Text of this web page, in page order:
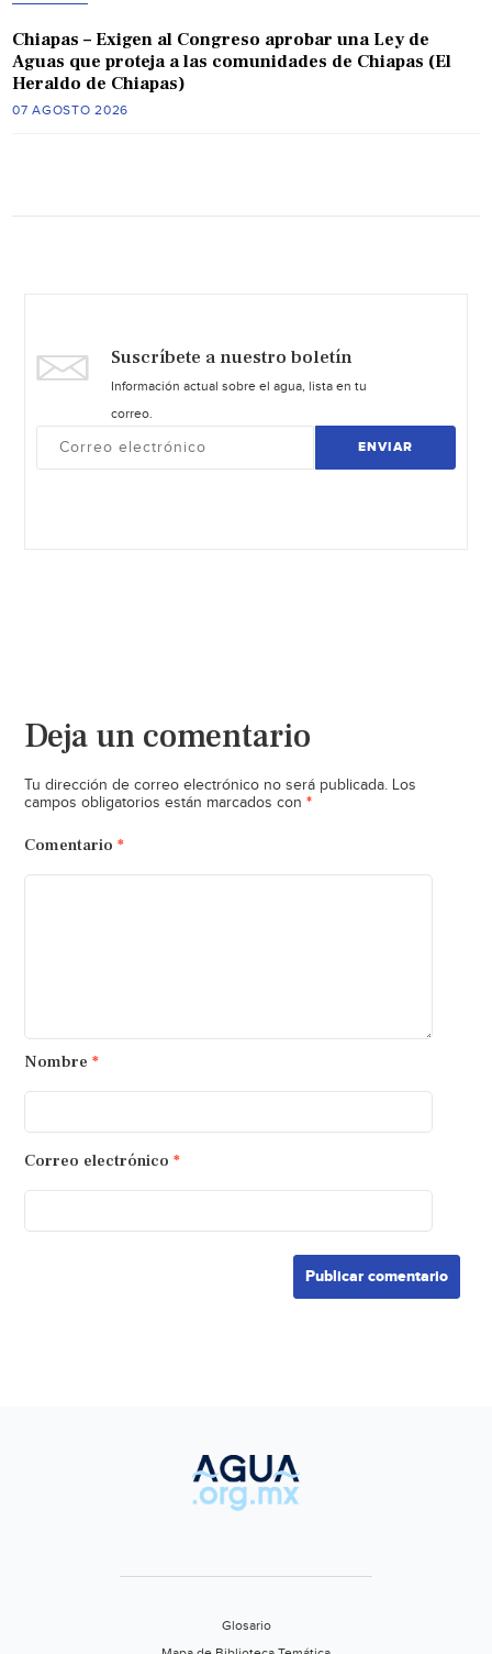
Chiapas – Exigen al Congreso aprobar una Ley de
Aguas que proteja a las comunidades de Chiapas (El
Heraldo de Chiapas)
07 AGOSTO 2026
Suscríbete a nuestro boletín
Información actual sobre el agua, lista en tu
correo.
ENVIAR
Deja un comentario
Tu dirección de correo electrónico no será publicada. Los
campos obligatorios están marcados con *
Comentario *
Nombre *
Correo electrónico *
Glosario